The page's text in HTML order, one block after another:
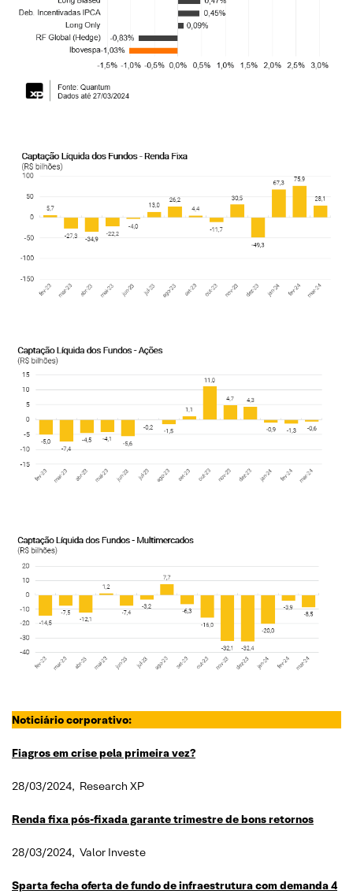
Noticiário corporativo:
Fiagros em crise pela primeira vez?
28/03/2024, Research XP
Renda fixa pós-fixada garante trimestre de bons retornos
28/03/2024, Valor Investe
Sparta fecha oferta de fundo de infraestrutura com demanda 4